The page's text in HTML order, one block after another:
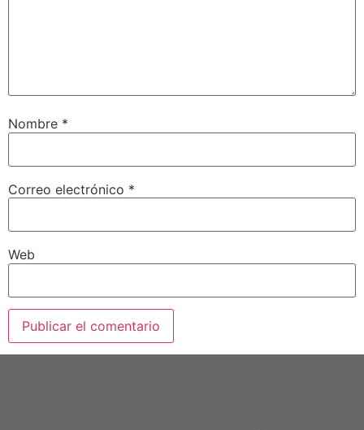
Nombre *
Correo electrónico *
Web